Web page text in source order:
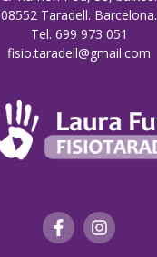
08552 Taradell. Barcelona.
Tel. 699 973 051
fisio.taradell@gmail.com